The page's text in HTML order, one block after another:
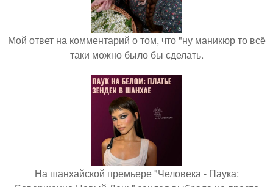
Мой ответ на комментарий о том, что "ну маникюр то всё
таки можно было бы сделать.
На шанхайской премьере "Человека - Паука: